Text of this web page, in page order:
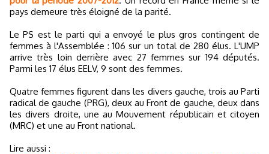
pays demeure très éloigné de la parité.
Le PS est le parti qui a envoyé le plus gros contingent de
femmes à l'Assemblée : 106 sur un total de 280 élus. L'UMP
arrive très loin derrière avec 27 femmes sur 194 députés.
Parmi les 17 élus EELV, 9 sont des femmes.
Quatre femmes figurent dans les divers gauche, trois au Parti
radical de gauche (PRG), deux au Front de gauche, deux dans
les divers droite, une au Mouvement républicain et citoyen
(MRC) et une au Front national.
Lire aussi :